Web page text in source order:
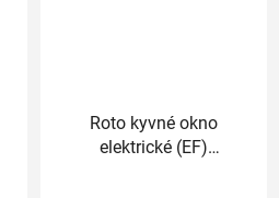
Roto kyvné okno
elektrické (EF)